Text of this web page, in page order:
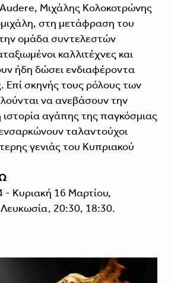
Μιχάλης Κολοκοτρώνης
στη μετάφραση του
ομάδα συντελεστών
καλλιτέχνες και
ήδη δώσει ενδιαφέροντα
Επί σκηνής τους ρόλους των
να ανεβάσουν την
ιστορία αγάπης της παγκόσμιας
ταλαντούχοι
γενιάς του Κυπριακού
Κυριακή 16 Μαρτίου,
20:30, 18:30.